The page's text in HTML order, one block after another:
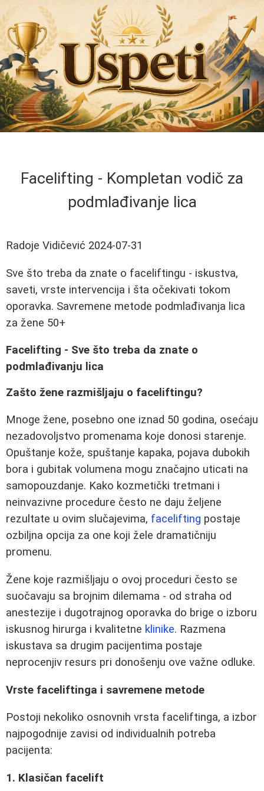
Facelifting - Kompletan vodič za
podmlađivanje lica
Radoje Vidičević 2024-07-31
Sve što treba da znate o faceliftingu - iskustva,
saveti, vrste intervencija i šta očekivati tokom
oporavka. Savremene metode podmlađivanja lica
za žene 50+
Facelifting - Sve što treba da znate o
podmlađivanju lica
Zašto žene razmišljaju o faceliftingu?
Mnoge žene, posebno one iznad 50 godina, osećaju
nezadovoljstvo promenama koje donosi starenje.
Opuštanje kože, spuštanje kapaka, pojava dubokih
bora i gubitak volumena mogu značajno uticati na
samopouzdanje. Kako kozmetički tretmani i
neinvazivne procedure često ne daju željene
rezultate u ovim slučajevima, facelifting postaje
ozbiljna opcija za one koji žele dramatičniju
promenu.
Žene koje razmišljaju o ovoj proceduri često se
suočavaju sa brojnim dilemama - od straha od
anestezije i dugotrajnog oporavka do brige o izboru
iskusnog hirurga i kvalitetne klinike. Razmena
iskustava sa drugim pacijentima postaje
neprocenjiv resurs pri donošenju ove važne odluke.
Vrste faceliftinga i savremene metode
Postoji nekoliko osnovnih vrsta faceliftinga, a izbor
najpogodnije zavisi od individualnih potreba
pacijenta:
1. Klasičan facelift